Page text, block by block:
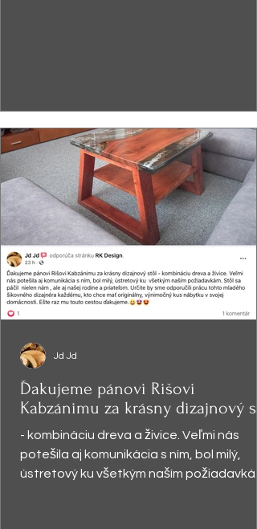
Ďakujeme pánovi Rišovi
Kabzánimu za krásny dizajnový
- kombináciu dreva a živice. Veľmi nás
potešila aj komunikácia s ním, bol milý,
ústretový ku všetkým naším požiadavkám.
Jd Jd